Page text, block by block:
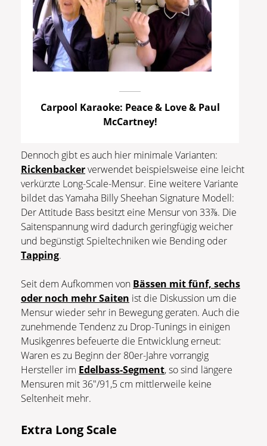
Carpool Karaoke: Peace & Love & Paul
McCartney!
Dennoch gibt es auch hier minimale Varianten:
Rickenbackerverwendet beispielsweise eine leicht
verkürzte Long-Scale-Mensur. Eine weitere Variante
bildet das Yamaha Billy Sheehan Signature Modell:
Der Attitude Bass besitzt eine Mensur von 33⅞. Die
Saitenspannung wird dadurch geringfügig weicher
und begünstigt Spieltechniken wie Bending oder
Tapping.
Seit dem Aufkommen von Bässen mit fünf, sechs
oder noch mehr Saiten ist die Diskussion um die
Mensur wieder sehr in Bewegung geraten. Auch die
zunehmende Tendenz zu Drop-Tunings in einigen
Musikgenres befeuerte die Entwicklung erneut:
Waren es zu Beginn der 80er-Jahre vorrangig
Hersteller im Edelbass-Segment, so sind längere
Mensuren mit 36″/91,5 cm mittlerweile keine
Seltenheit mehr.
Extra Long Scale